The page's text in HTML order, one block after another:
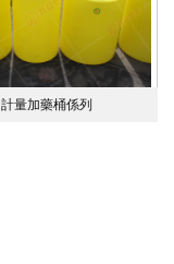
計量加藥桶係列